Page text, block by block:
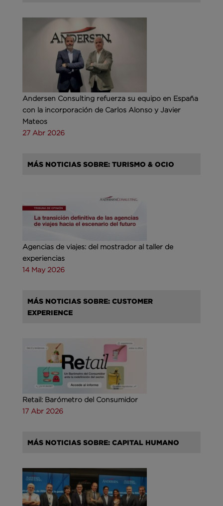
Andersen Consulting refuerza su equipo en España
con la incorporación de Carlos Alonso y Javier
Mateos
27 Abr 2026
MÁS NOTICIAS SOBRE: TURISMO & OCIO
Agencias de viajes: del mostrador al taller de
experiencias
14 May 2026
MÁS NOTICIAS SOBRE: CUSTOMER
EXPERIENCE
Retail: Barómetro del Consumidor
17 Abr 2026
MÁS NOTICIAS SOBRE: CAPITAL HUMANO